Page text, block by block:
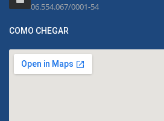
06.554.067/0001-54
COMO CHEGAR